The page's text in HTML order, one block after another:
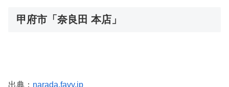
甲府市「奈良田 本店」
出典： narada.favy.jp